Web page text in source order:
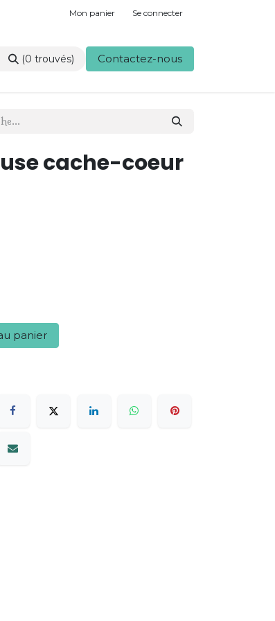
Mon panier Se connecter
(0 trouvés) Contactez-nous
cache-coeur
panier